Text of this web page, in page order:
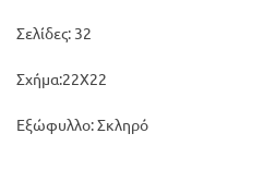
Σελίδες: 32
Σχήμα:22Χ22
Εξώφυλλο: Σκληρό